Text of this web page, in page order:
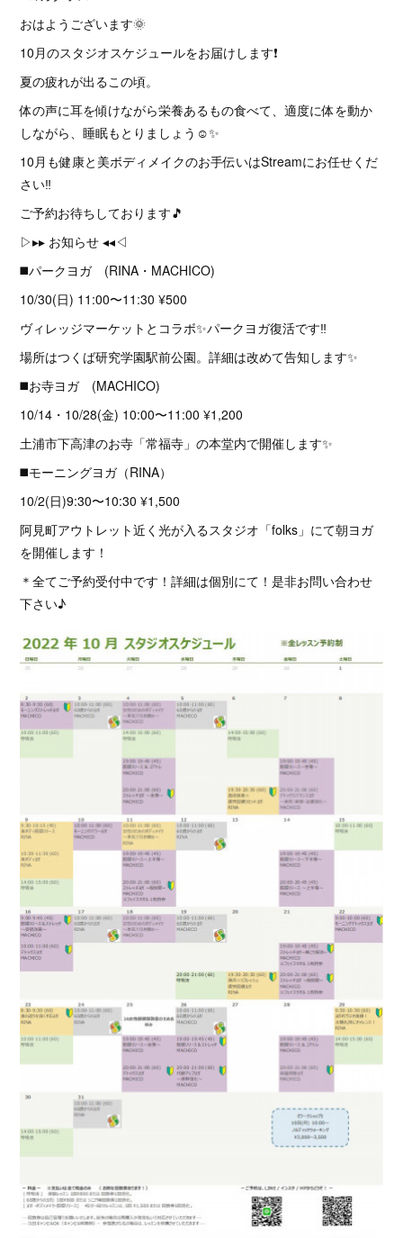
おはようございます🌞
10月のスタジオスケジュールをお届けします❗️
夏の疲れが出るこの頃。
体の声に耳を傾けながら栄養あるもの食べて、適度に体を動か
しながら、睡眠もとりましょう☺️✨
10月も健康と美ボディメイクのお手伝いはStreamにお任せくだ
さい‼️
ご予約お待ちしております🎵
▷▸▸ お知らせ ◂◂◁
◼️パークヨガ (RINA・MACHICO)
10/30(日) 11:00〜11:30 ¥500
ヴィレッジマーケットとコラボ✨パークヨガ復活です‼️
場所はつくば研究学園駅前公園。詳細は改めて告知します✨
◼️お寺ヨガ (MACHICO)
10/14・10/28(金) 10:00〜11:00 ¥1,200
土浦市下高津のお寺「常福寺」の本堂内で開催します✨
◼️モーニングヨガ（RINA）
10/2(日)9:30〜10:30 ¥1,500
阿見町アウトレット近く光が入るスタジオ「folks」にて朝ヨガ
を開催します！
＊全てご予約受付中です！詳細は個別にて！是非お問い合わせ
下さい♪